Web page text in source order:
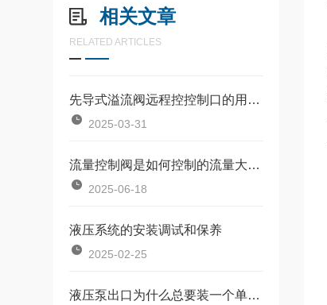
相关文章
RELATED ARTICLES
先导式溢流阀远程控控制口的用法及实例液压回路图
2025-03-31
流量控制阀是如何控制的流量大小的
2025-06-18
液压系统的安装调试和保养
2025-02-25
液压泵出口为什么总要装一个单向阀